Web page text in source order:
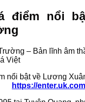
điểm nổi
nổi bật về Lương
https://